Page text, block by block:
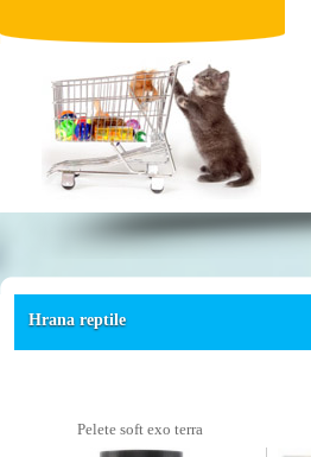
Hrana reptile
Pelete soft exo terra